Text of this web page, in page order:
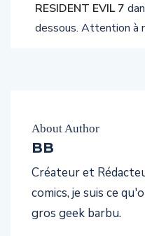
RESIDENT EVIL 7
dessous. Attention à
About Author
BB
Créateur et
comics, je suis ce
gros geek barbu.